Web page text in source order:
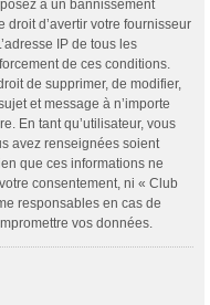
à un bannissement
d’avertir votre fournisseur
IP de tous les
de ces conditions.
de supprimer, de modifier,
et message à n’importe
En tant qu’utilisateur, vous
avez renseignées soient
que ces informations ne
consentement, ni « Club
responsables en cas de
vos données.